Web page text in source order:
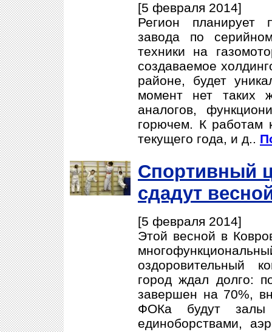
[5 февраля 2014]
Регион планирует
завода по
техники на
создаваемое
районе, будет
момент нет таких
аналогов,
горючем. К работам
текущего года, и д..
Спортивный
сдадут
[5 февраля 2014]
Этой весной в
оздоровительный
город ждал долго:
завершен на 70%,
ФОКа будут залы
единоборствами,